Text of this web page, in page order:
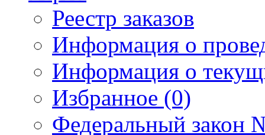
Реестр заказов
Информация о
Информация о
Избранное (0)
Федеральный закон